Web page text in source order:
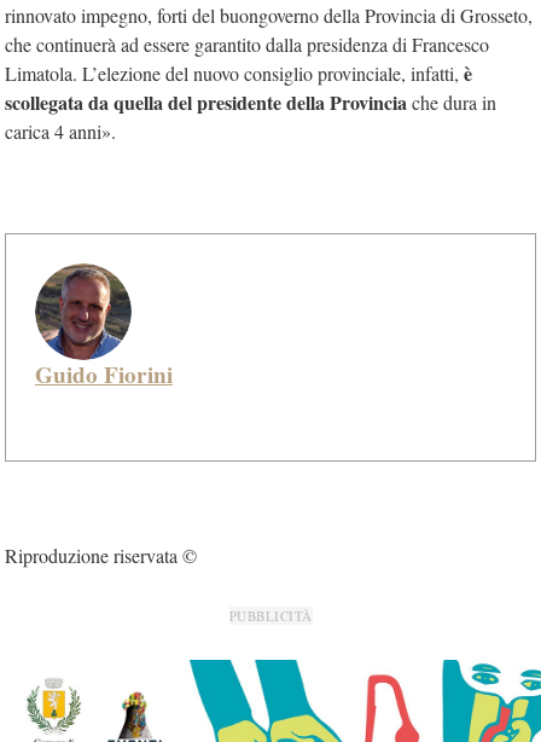
rinnovato impegno, forti del buongoverno della Provincia di Grosseto,
che continuerà ad essere garantito dalla presidenza di Francesco
Limatola. L’elezione del nuovo consiglio provinciale, infatti, è
scollegata da quella del presidente della Provinciache dura in
carica 4 anni».
Guido Fiorini
Riproduzione riservata ©
PUBBLICITÀ